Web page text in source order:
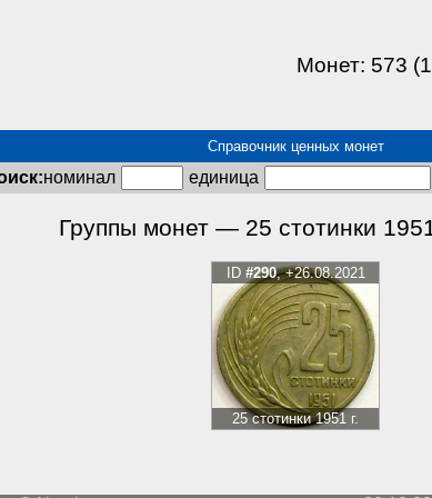
Монет: 573
Справочник ценных монет
номинал единица
Группы монет — 25 стотинки
25 стотинки 1951 г.
ID #290, +26.08.2021